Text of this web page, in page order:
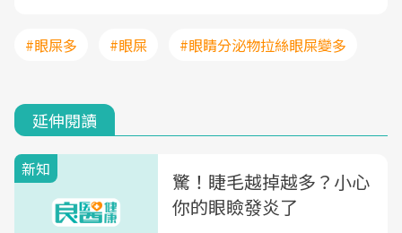
#眼屎多 #眼屎 #眼睛分泌物拉絲眼屎變多
延伸閱讀
新知
驚！睫毛越掉越多？小心
你的眼瞼發炎了